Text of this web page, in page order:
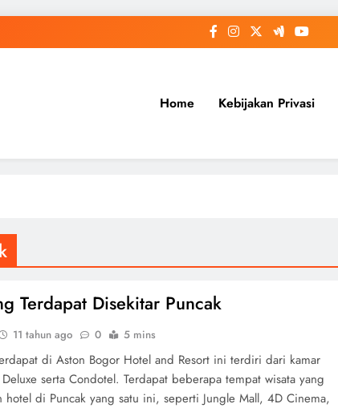
Home Kebijakan Privasi
Terdapat Disekitar Puncak
11 tahun ago 0 5 mins
di Aston Bogor Hotel and Resort ini terdiri dari kamar
serta Condotel. Terdapat beberapa tempat wisata yang
hotel di Puncak yang satu ini, seperti Jungle Mall, 4D Cinema,